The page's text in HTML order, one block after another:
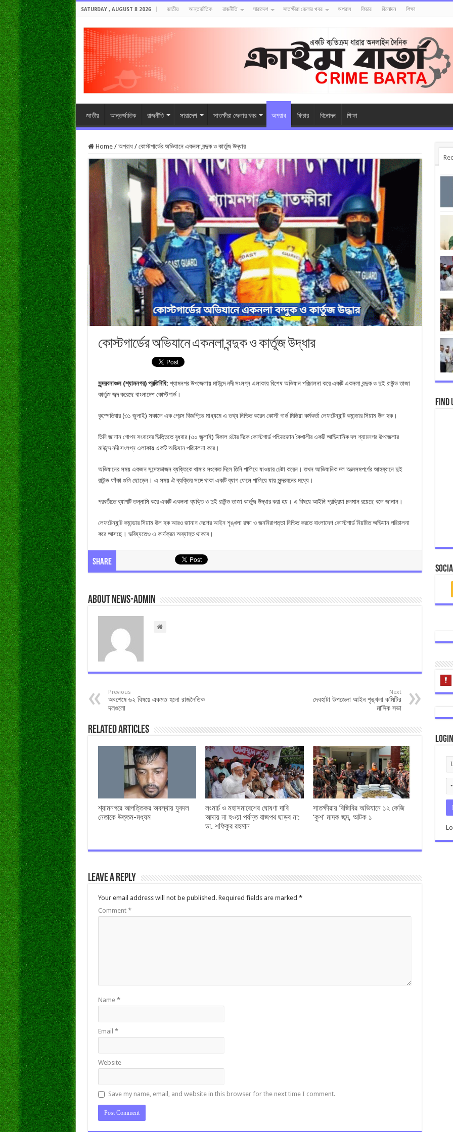
SATURDAY , AUGUST 8 2026 জাতীয় আন্তর্জাতিক রাজনীতি সারাদেশ সাতক্ষীরা জেলার খবর অপরাধ ফিচার বিনোদন শিক্ষা
জাতীয় আন্তর্জাতিক রাজনীতি সারাদেশ সাতক্ষীরা জেলার খবর অপরাধ ফিচার বিনোদন শিক্ষা
Home / অপরাধ / কোস্টগার্ডের অভিযানে একনলা বন্দুক ও কার্তুজ উদ্ধার
কোস্টগার্ডের অভিযানে একনলা বন্দুক ও কার্তুজ উদ্ধার
সুন্দরবনাঞ্চল (শ্যামনগর) প্রতিনিধি: শ্যামনগর উপজেলায় মাউন্দে নদী সংলগ্ন এলাকায় বিশেষ অভিযান পরিচালনা করে একটি একনলা বন্দুক ও দুই রাউন্ড তাজা
কার্তুজ জব্দ করেছে বাংলাদেশ কোস্টগার্ড।
বৃহস্পতিবার (৩১ জুলাই) সকালে এক প্রেস বিজ্ঞপ্তির মাধ্যমে এ তথ্য নিশ্চিত করেন কোস্ট গার্ড মিডিয়া কর্মকর্তা লেফটেন্যান্ট কমান্ডার সিয়াম উল হক।
তিনি জানান গোপন সংবাদের ভিত্তিতে বুধবার (৩০ জুলাই) বিকাল ৪টার দিকে কোস্টগার্ড পশ্চিমজোন কৈখালীর একটি আভিযানিক দল শ্যামনগর উপজেলার
মাউন্দে নদী সংলগ্ন এলাকায় একটি অভিযান পরিচালনা করে।
অভিযানের সময় একজন সন্দেহভাজন ব্যক্তিকে থামার সংকেত দিলে তিনি পালিয়ে যাওয়ার চেষ্টা করেন। তখন আভিযানিক দল আত্মসমপর্ণের আহব্বানে দুই
রাউন্ড ফাঁকা গুলি ছোড়েন। এ সময় ঐ ব্যক্তির সঙ্গে থাকা একটি ব্যাগ ফেলে পালিয়ে যায় সুন্দরবনের মধ্যে।
পরবর্তীতে ব্যাগটি তল্লাসি করে একটি একনলা ব্যক্তি ও দুই রাউন্ড তাজা কার্তুজ উদ্ধার করা হয়। এ বিষয়ে আইনি প্রক্রিয়া চলমান রয়েছে বলে জানান।
লেফটেন্যান্ট কমান্ডার সিয়াম উল হক আরও জানান দেশের আইন শৃঙ্খলা রক্ষা ও জননিরাপত্তা নিশ্চিত করতে বাংলাদেশ কোস্টগার্ড নিয়মিত অভিযান পরিচালনা
করে আসছে। ভবিষ্যতেও এ কার্যক্রম অব্যাহত থাকবে।
Share
About news-admin
Previous
অবশেষে ৬২ বিষয়ে একমত হলো রাজনৈতিক
দলগুলো
Next
দেবহাটা উপজেলা আইন শৃঙ্খলা কমিটির
মাসিক সভা
Related Articles
শ্যামনগরে আপত্তিকর অবস্থায় যুবদল
নেতাকে উত্তম-মধ্যম
লংমার্চ ও মহাসমাবেশের ঘোষণা দাবি
আদায় না হওয়া পর্যন্ত রাজপথ ছাড়ব না:
ডা. শফিকুর রহমান
সাতক্ষীরায় বিজিবির অভিযানে ১২ কেজি
‘কুশ’ মাদক জব্দ, আটক ১
Leave a Reply
Your email address will not be published. Required fields are marked *
Comment *
Name *
Email *
Website
Save my name, email, and website in this browser for the next time I comment.
Find
Login